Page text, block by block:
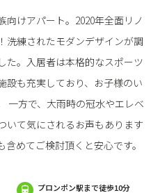
けアパート。2020年全面リノ
洗練されたモダンデザインが調
た。入居者は本格的なスポーツ
設も充実しており、お子様のい
一方で、大雨時の冠水やエレベ
いて気にされるお声もあります
めてご検討頂くと安心です。
プロンポン駅まで徒歩10分